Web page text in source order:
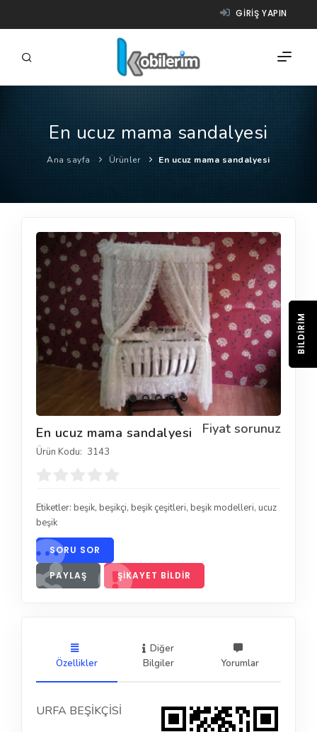
GIRIŞ YAPIN
FIRMALAR
ÜRÜNLER
NASIL ÇALIŞIR?
YARDIM
En ucuz mama sandalyesi
Ana sayfa Ürünler En ucuz mama sandalyesi
Fiyat sorunuz
En ucuz mama sandalyesi
Ürün Kodu: 3143
Etiketler: beşik, beşikçi, beşik çeşitleri, beşik modelleri, ucuz
beşik
SORU SOR
PAYLAŞ ŞIKAYET BILDIR
Özellikler
Diğer
Bilgiler
Yorumlar
URFA BEŞİKÇİSİ
BILDIRIM